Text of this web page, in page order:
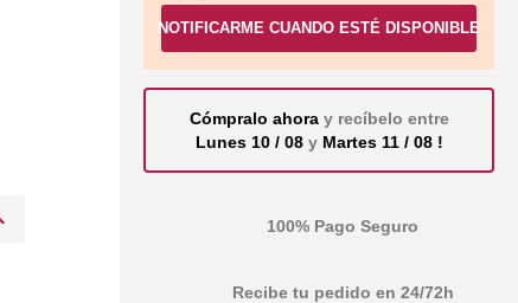
NOTIFICARME CUANDO ESTÉ DISPONIBLE
Cómpralo ahora y recíbelo entre
Lunes 10 / 08 y Martes 11 / 08 !
100% Pago Seguro
Recibe tu pedido en 24/72h